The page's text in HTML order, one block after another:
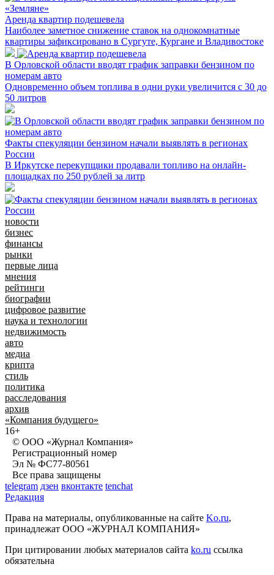
Аренда квартир подешевела
Наиболее заметное снижение ставок на однокомнатные
квартиры зафиксировано в Сургуте, Кургане и Владивостоке
В Орловской области вводят график заправки бензином по
номерам авто
Одновременно объем топлива в одни руки увеличится с 30 до
50 литров
Факты спекуляции бензином начали выявлять в регионах
России
В Иркутске перекупщики продавали топливо на онлайн-
площадках по 250 рублей за литр
новости
бизнес
финансы
рынки
первые лица
мнения
рейтинги
биографии
цифровое развитие
наука и технологии
недвижимость
авто
медиа
крипта
стиль
политика
расследования
архив
«Компания будущего»
16+
© ООО «Журнал Компания»
Регистрационный номер
Эл № ФС77-80561
Все права защищены
telegram дзен вконтакте tenchat
Редакция
Права на материалы, опубликованные на сайте Ko.ru,
принадлежат ООО «ЖУРНАЛ КОМПАНИЯ»
При цитировании любых материалов сайта ko.ru ссылка
обязательна